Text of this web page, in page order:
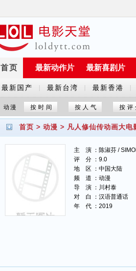
首页 最新动作片 最新喜剧片
最新国产
剧
最新台湾 最新香港
动漫 按时间 按人气 按评
首页 > 动漫 > 凡人修仙传动画大电
主 演 ：陈淑芬 /
评 分 ：9.0
地 区 ：中国大陆
频 道 ：动漫
导 演 ：川村泰
对 白 ：汉语普通话
年 代 ：2019